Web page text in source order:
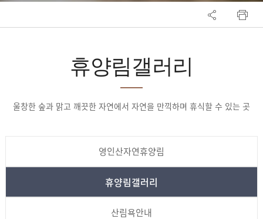
휴양림갤러리
울창한 숲과 맑고 깨끗한 자연에서 자연을 만끽하며 휴식할 수 있는 곳
영인산자연휴양림
휴양림갤러리
산림욕안내